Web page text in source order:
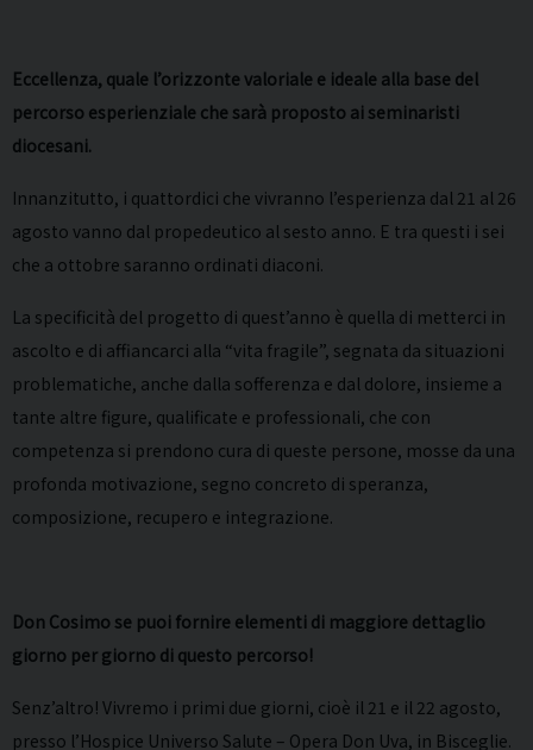
Eccellenza, quale l’orizzonte valoriale e ideale alla base del
percorso esperienziale che sarà proposto ai seminaristi
diocesani.
Innanzitutto, i quattordici che vivranno l’esperienza dal 21 al 26
agosto vanno dal propedeutico al sesto anno. E tra questi i sei
che a ottobre saranno ordinati diaconi.
La specificità del progetto di quest’anno è quella di metterci in
ascolto e di affiancarci alla “vita fragile”, segnata da situazioni
problematiche, anche dalla sofferenza e dal dolore, insieme a
tante altre figure, qualificate e professionali, che con
competenza si prendono cura di queste persone, mosse da una
profonda motivazione, segno concreto di speranza,
composizione, recupero e integrazione.
Don Cosimo se puoi fornire elementi di maggiore dettaglio
giorno per giorno di questo percorso!
Senz’altro! Vivremo i primi due giorni, cioè il 21 e il 22 agosto,
presso l’Hospice Universo Salute – Opera Don Uva, in Bisceglie.